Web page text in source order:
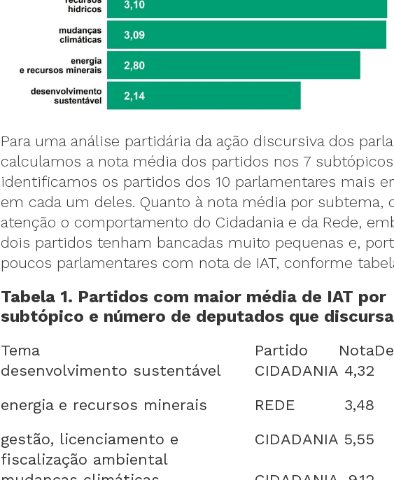
Para uma análise partidária da ação discursiva dos
calculamos a nota média dos partidos nos 7
identificamos os partidos dos 10 parlamentares mais
em cada um deles. Quanto à nota média por subtema,
atenção o comportamento do Cidadania e da Rede,
dois partidos tenham bancadas muito pequenas e,
poucos parlamentares com nota de IAT, conforme
Tabela 1. Partidos com maior média de IAT por
subtópico e número de deputados que
Tema Partido Nota
desenvolvimento sustentável
CIDADANIA 4,32
energia e recursos minerais
REDE 3,48
gestão, licenciamento e
fiscalização ambiental
CIDADANIA 5,55